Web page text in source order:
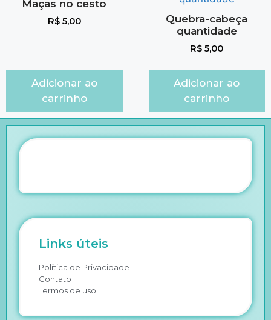
Maças no cesto
R$5,00
Adicionar ao
carrinho
Quebra-cabeça
quantidade
R$ 5,00
Adicionar ao
carrinho
Links úteis
Política de Privacidade
Contato
Termos de uso